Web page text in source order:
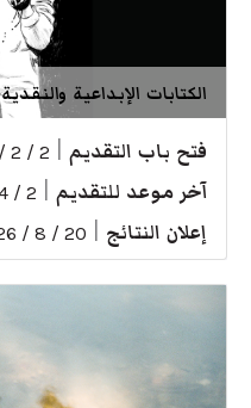
الكتابات الإبداعية والنقدية
فتح باب التقديم 2 / 2 / 2026
آخر موعد للتقديم 2 / 4 / 2026
إعلان النتائج 20 / 8 / 2026